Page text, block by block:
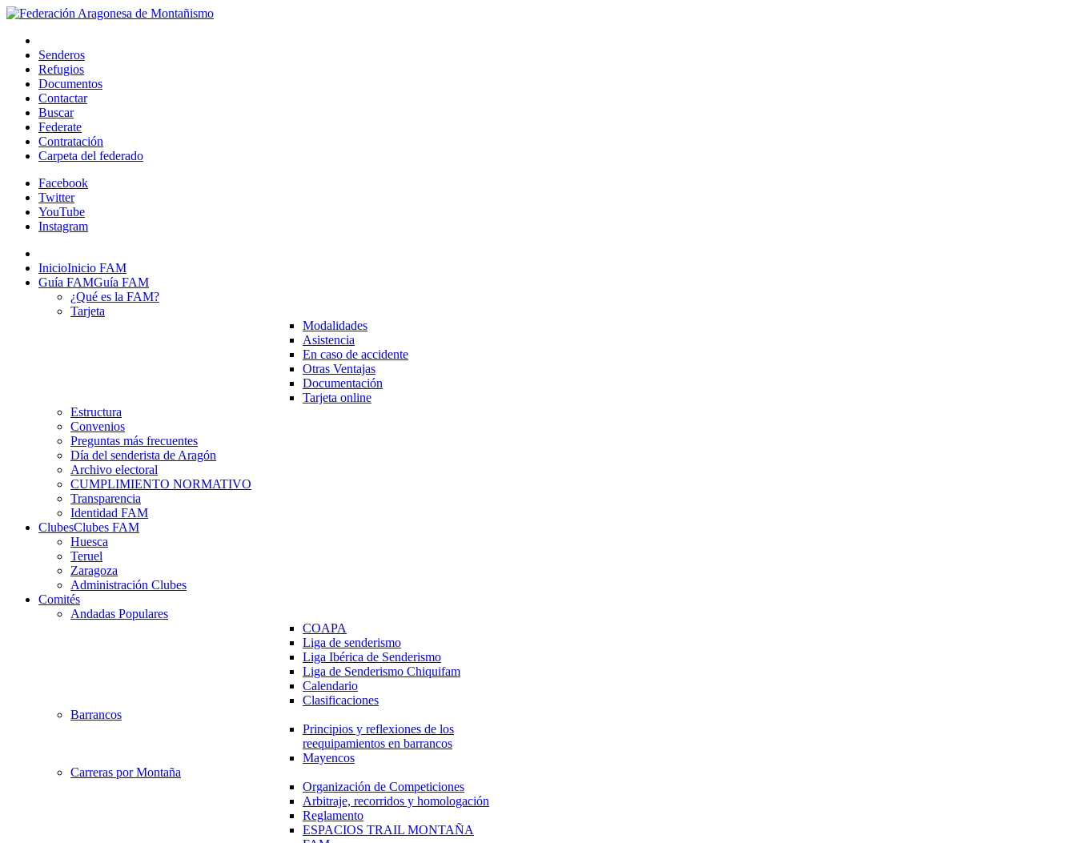
Senderos
Refugios
Documentos
Contactar
Buscar
Federate
Contratación
Carpeta del federado
Facebook
Twitter
YouTube
Instagram
InicioInicio FAM
Guía FAMGuía FAM
¿Qué es la FAM?
Tarjeta
Modalidades
Asistencia
En caso de accidente
Otras Ventajas
Documentación
Tarjeta online
Estructura
Convenios
Preguntas más frecuentes
Día del senderista de Aragón
Archivo electoral
CUMPLIMIENTO NORMATIVO
Transparencia
Identidad FAM
ClubesClubes FAM
Huesca
Teruel
Zaragoza
Administración Clubes
Comités
Andadas Populares
COAPA
Liga de senderismo
Liga Ibérica de Senderismo
Liga de Senderismo Chiquifam
Calendario
Clasificaciones
Barrancos
Principios y reflexiones de los
reequipamientos en barrancos
Mayencos
Carreras por Montaña
Organización de Competiciones
Arbitraje, recorridos y homologación
Reglamento
ESPACIOS TRAIL MONTAÑA